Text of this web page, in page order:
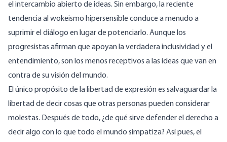
el intercambio abierto de ideas. Sin embargo, la reciente
tendencia al wokeismo hipersensible conduce a menudo a
suprimir el diálogo en lugar de potenciarlo. Aunque los
progresistas afirman que apoyan la verdadera inclusividad y el
entendimiento, son los menos receptivos a las ideas que van en
contra de su visión del mundo.
El único propósito de la libertad de expresión es salvaguardar la
libertad de decir cosas que otras personas pueden considerar
molestas. Después de todo, ¿de qué sirve defender el derecho a
decir algo con lo que todo el mundo simpatiza? Así pues, el